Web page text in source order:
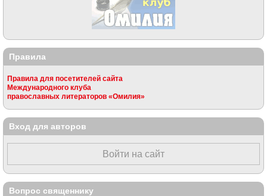
Правила
Правила для посетителей сайта
Международного клуба
православных литераторов «Омилия»
Вход для авторов
Войти на сайт
Вопрос священнику